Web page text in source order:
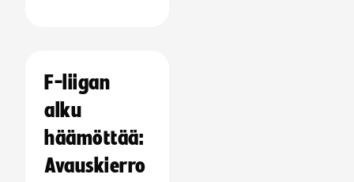
F-liigan
alku
häämöttää:
Avauskierro